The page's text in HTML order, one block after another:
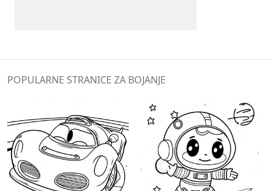
POPULARNE STRANICE ZA BOJANJE